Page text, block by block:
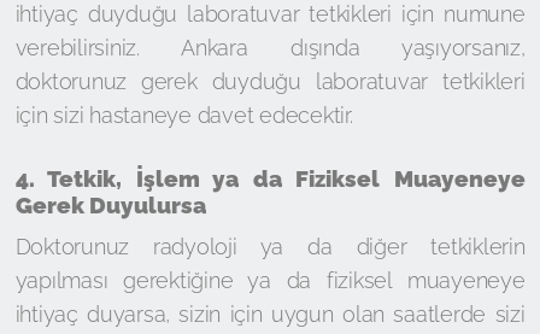
ihtiyaç duyduğu laboratuvar tetkikleri için numune
verebilirsiniz. Ankara dışında yaşıyorsanız,
doktorunuz gerek duyduğu laboratuvar tetkikleri
için sizi hastaneye davet edecektir.
4. Tetkik, İşlem ya da Fiziksel Muayeneye
Gerek Duyulursa
Doktorunuz radyoloji ya da diğer tetkiklerin
yapılması gerektiğine ya da fiziksel muayeneye
ihtiyaç duyarsa, sizin için uygun olan saatlerde sizi